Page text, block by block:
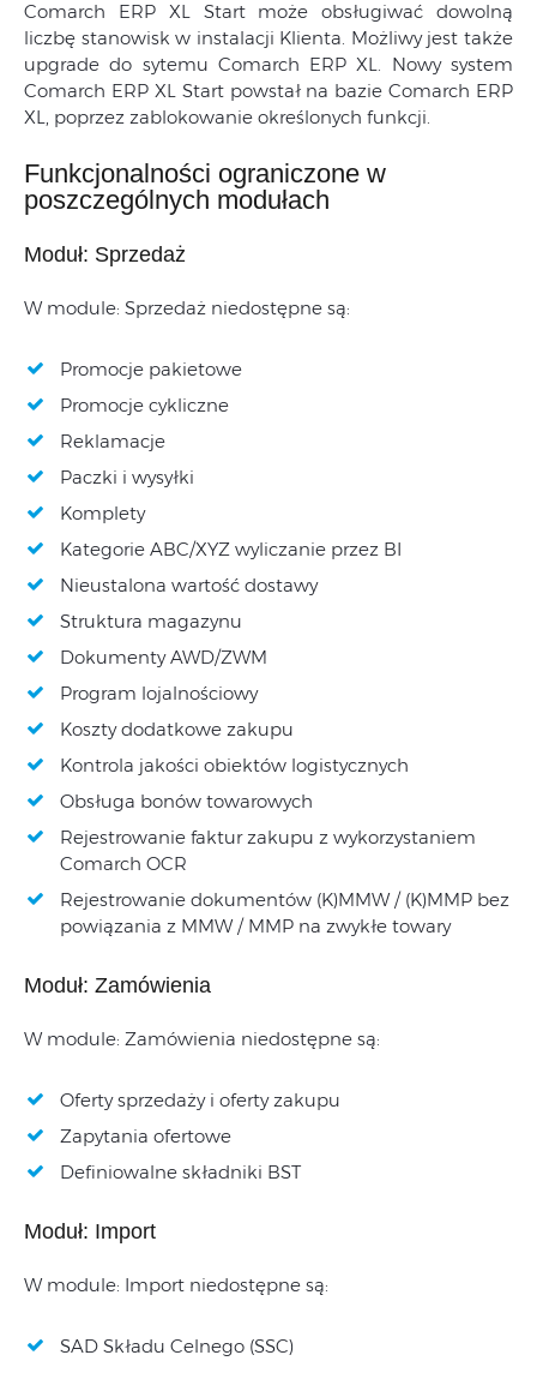
Mobile Magazyn
Business Intelligence
Pulpit Kontrahenta
Moduł Produkcja
Funkcjonalności całkowicie
niedostępne
Comarch ERP XL Start może obsługiwać dowolną
liczbę stanowisk w instalacji Klienta. Możliwy jest także
upgrade do sytemu Comarch ERP XL. Nowy system
Comarch ERP XL Start powstał na bazie Comarch ERP
XL, poprzez zablokowanie określonych funkcji.
Funkcjonalności ograniczone w
poszczególnych modułach
Moduł: Sprzedaż
W module: Sprzedaż niedostępne są:
Promocje pakietowe
Promocje cykliczne
Reklamacje
Paczki i wysyłki
Komplety
Kategorie ABC/XYZ wyliczanie przez BI
Nieustalona wartość dostawy
Struktura magazynu
Dokumenty AWD/ZWM
Program lojalnościowy
Koszty dodatkowe zakupu
Kontrola jakości obiektów logistycznych
Obsługa bonów towarowych
Rejestrowanie faktur zakupu z wykorzystaniem
Comarch OCR
Rejestrowanie dokumentów (K)MMW / (K)MMP bez
powiązania z MMW / MMP na zwykłe towary
Moduł: Zamówienia
W module: Zamówienia niedostępne są:
Oferty sprzedaży i oferty zakupu
Zapytania ofertowe
Definiowalne składniki BST
Moduł: Import
W module: Import niedostępne są:
SAD Składu Celnego (SSC)